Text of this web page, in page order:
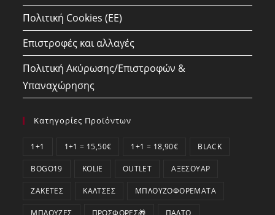
Πολιτική Cookies (ΕΕ)
Επιστροφές και αλλαγές
Πολιτική Ακύρωσης/Επιστροφών &
Υπαναχώρησης
Κατηγορίες Προϊόντων
1+1 1+1 = 15,50€ 1+1 = 18,90€ BLACK
BOGO19 KOLIE OUTLET ΑΞΕΣΟΥΆΡ
ΖΑΚΈΤΕΣ ΚΆΛΤΣΕΣ ΜΠΛΟΥΖΟΦΟΡΈΜΑΤΑ
ΜΠΛΟΎΖΕΣ ΠΡΟΣΦΟΡΕΣ🎁 ΠΑΛΤΌ